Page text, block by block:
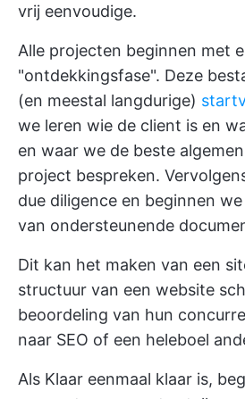
vrij eenvoudige.
Alle projecten beginnen met
"ontdekkingsfase". Deze
(en meestal langdurige)
we leren wie de client is en
en waar we de beste
project bespreken.
due diligence en beginnen
van ondersteunende
Dit kan het maken van een
structuur van een website
beoordeling van hun
naar SEO of een heleboel
Als Klaar eenmaal klaar is,